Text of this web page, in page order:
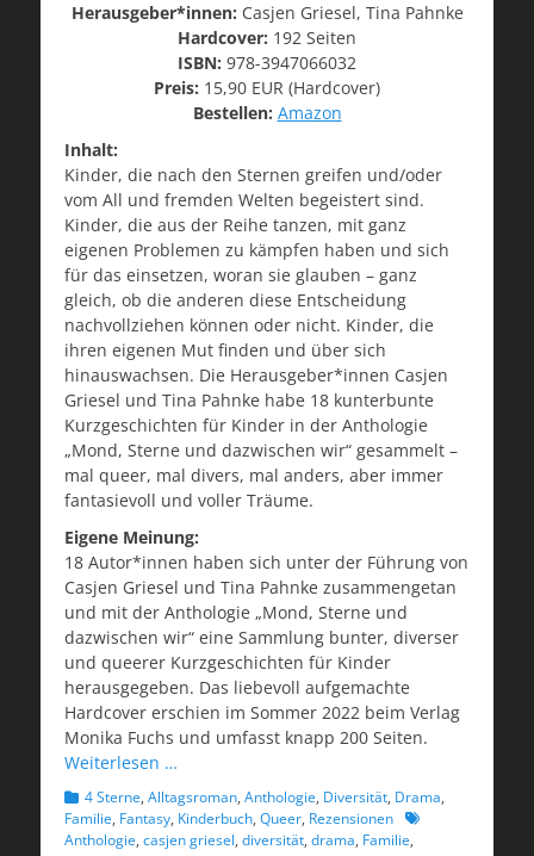
Herausgeber*innen: Casjen Griesel, Tina Pahnke
Hardcover: 192 Seiten
ISBN: 978-3947066032
Preis: 15,90 EUR (Hardcover)
Bestellen: Amazon
Inhalt:
Kinder, die nach den Sternen greifen und/oder
vom All und fremden Welten begeistert sind.
Kinder, die aus der Reihe tanzen, mit ganz
eigenen Problemen zu kämpfen haben und sich
für das einsetzen, woran sie glauben – ganz
gleich, ob die anderen diese Entscheidung
nachvollziehen können oder nicht. Kinder, die
ihren eigenen Mut finden und über sich
hinauswachsen. Die Herausgeber*innen Casjen
Griesel und Tina Pahnke habe 18 kunterbunte
Kurzgeschichten für Kinder in der Anthologie
„Mond, Sterne und dazwischen wir“ gesammelt –
mal queer, mal divers, mal anders, aber immer
fantasievoll und voller Träume.
Eigene Meinung:
18 Autor*innen haben sich unter der Führung von
Casjen Griesel und Tina Pahnke zusammengetan
und mit der Anthologie „Mond, Sterne und
dazwischen wir“ eine Sammlung bunter, diverser
und queerer Kurzgeschichten für Kinder
herausgegeben. Das liebevoll aufgemachte
Hardcover erschien im Sommer 2022 beim Verlag
Monika Fuchs und umfasst knapp 200 Seiten.
Weiterlesen …
Kategorien
4 Sterne, Alltagsroman, Anthologie, Diversität, Drama,
Familie, Fantasy, Kinderbuch, Queer, Rezensionen Schlagworte
Anthologie, casjen griesel, diversität, drama, Familie,